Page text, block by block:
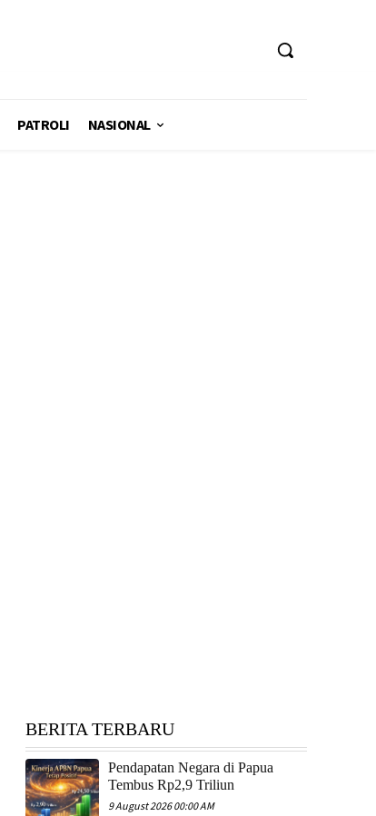
PATROLI NASIONAL
BERITA TERBARU
Pendapatan Negara di Papua
Tembus Rp2,9 Triliun
9 August 2026 00:00 AM